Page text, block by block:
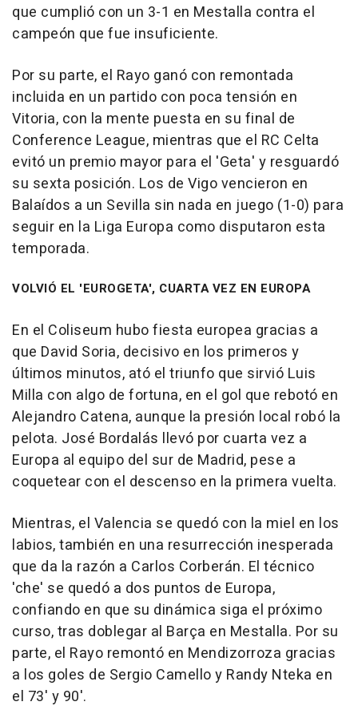
que cumplió con un 3-1 en Mestalla contra el
campeón que fue insuficiente.
Por su parte, el Rayo ganó con remontada
incluida en un partido con poca tensión en
Vitoria, con la mente puesta en su final de
Conference League, mientras que el RC Celta
evitó un premio mayor para el 'Geta' y resguardó
su sexta posición. Los de Vigo vencieron en
Balaídos a un Sevilla sin nada en juego (1-0) para
seguir en la Liga Europa como disputaron esta
temporada.
VOLVIÓ EL 'EUROGETA', CUARTA VEZ EN EUROPA
En el Coliseum hubo fiesta europea gracias a
que David Soria, decisivo en los primeros y
últimos minutos, ató el triunfo que sirvió Luis
Milla con algo de fortuna, en el gol que rebotó en
Alejandro Catena, aunque la presión local robó la
pelota. José Bordalás llevó por cuarta vez a
Europa al equipo del sur de Madrid, pese a
coquetear con el descenso en la primera vuelta.
Mientras, el Valencia se quedó con la miel en los
labios, también en una resurrección inesperada
que da la razón a Carlos Corberán. El técnico
'che' se quedó a dos puntos de Europa,
confiando en que su dinámica siga el próximo
curso, tras doblegar al Barça en Mestalla. Por su
parte, el Rayo remontó en Mendizorroza gracias
a los goles de Sergio Camello y Randy Nteka en
el 73' y 90'.